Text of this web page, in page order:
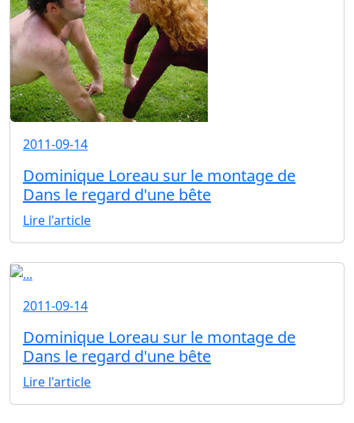
2011-09-14
Dominique Loreau sur le montage de
Dans le regard d'une bête
Lire l'article
2011-09-14
Dominique Loreau sur le montage de
Dans le regard d'une bête
Lire l'article